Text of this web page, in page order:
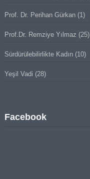
Prof. Dr. Perihan Gürkan(1)
Prof.Dr. Remziye Yılmaz (25)
Sürdürülebilirlikte Kadın(10)
Yeşil Vadi (28)
Facebook